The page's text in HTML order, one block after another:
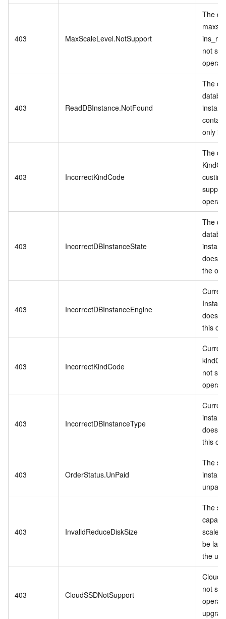
403 MaxScaleLevel.NotSupport
The
not
403 ReadDBInstance.NotFound
The
only
403 IncorrectKindCode
The
403 IncorrectDBInstanceState
The
does
the
403 IncorrectDBInstanceEngine
does
this
403 IncorrectKindCode
not
403 IncorrectDBInstanceType
does
this
403 OrderStatus.UnPaid
The
403 InvalidReduceDiskSize
The
scale-
be
the
403 CloudSSDNotSupport
Cloud
not